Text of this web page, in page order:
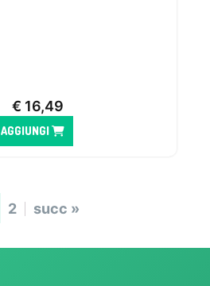
€ 16,49
AGGIUNGI
2 succ »